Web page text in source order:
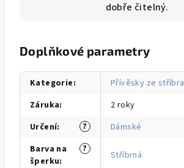
dobře čitelný.
Doplňkové parametry
Kategorie:
Přívěsky ze stříbra
Záruka:
2 roky
?
Určení:
Dámské
?
Barva na
šperku: Stříbrná